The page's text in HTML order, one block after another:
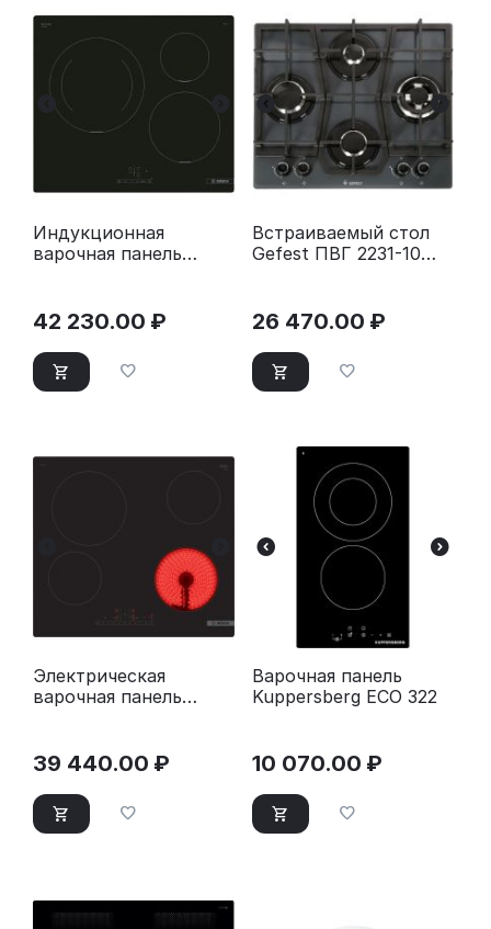
Индукционная
варочная панель
42 230.00 ₽
Встраиваемый стол
Gefest ПВГ 2231-10
26 470.00 ₽
Электрическая
варочная панель
39 440.00 ₽
Варочная панель
Kuppersberg ECO 322
10 070.00 ₽